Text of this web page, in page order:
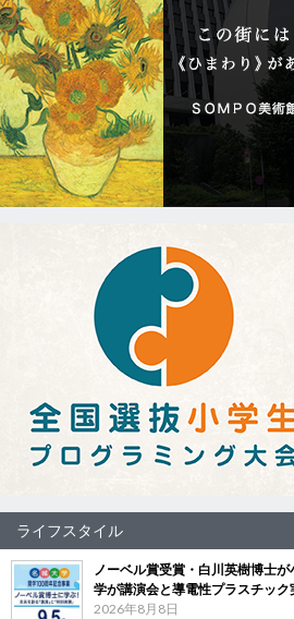
ライフスタイル
ノーベル賞受賞・白川英樹博士
学が講演会と導電性プラスチッ
2026年8月8日